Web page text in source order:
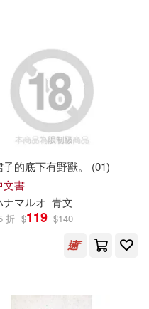
ヒラ(3)
スス(3)
(3)
そら(3)
ら(3)
ス(1)
子的底下有野獸。 (01)
文書
ナマルオ 青文
折 $119 $140